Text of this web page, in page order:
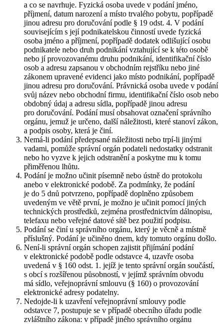
a co se navrhuje. Fyzická osoba uvede v podání jméno,
příjmení, datum narození a místo trvalého pobytu, popřípadě
jinou adresu pro doručování podle § 19 odst. 4. V podání
souvisejícím s její podnikatelskou činností uvede fyzická
osoba jméno a příjmení, popřípadě dodatek odlišující osobu
podnikatele nebo druh podnikání vztahující se k této osobě
nebo jí provozovanému druhu podnikání, identifikační číslo
osob a adresu zapsanou v obchodním rejstříku nebo jiné
zákonem upravené evidenci jako místo podnikání, popřípadě
jinou adresu pro doručování. Právnická osoba uvede v podání
svůj název nebo obchodní firmu, identifikační číslo osob nebo
obdobný údaj a adresu sídla, popřípadě jinou adresu
pro doručování. Podání musí obsahovat označení správního
orgánu, jemuž je určeno, další náležitosti, které stanoví zákon,
a podpis osoby, která je činí.
Nemá-li podání předepsané náležitosti nebo trpí-li jinými
vadami, pomůže správní orgán podateli nedostatky odstranit
nebo ho vyzve k jejich odstranění a poskytne mu k tomu
přiměřenou lhůtu.
Podání je možno učinit písemně nebo ústně do protokolu
anebo v elektronické podobě. Za podmínky, že podání
je do 5 dnů potvrzeno, popřípadě doplněno způsobem
uvedeným ve větě první, je možno je učinit pomocí jiných
technických prostředků, zejména prostřednictvím dálnopisu,
telefaxu nebo veřejné datové sítě bez použití podpisu.
Podání se činí u správního orgánu, který je věcně a místně
příslušný. Podání je učiněno dnem, kdy tomuto orgánu došlo.
Není-li správní orgán schopen zajistit přijímání podání
v elektronické podobě podle odstavce 4, uzavře osoba
uvedená v § 160 odst. 1. jejíž je tento správní orgán součástí,
s obcí s rozšířenou působností, v jejímž správním obvodu
má sídlo, veřejnoprávní smlouvu (§ 160) o provozování
elektronické adresy podatelny.
Nedojde-li k uzavření veřejnoprávní smlouvy podle
odstavce 7, postupuje se v případě obecního úřadu podle
zvláštního zákona: v případě jiného správního orgánu